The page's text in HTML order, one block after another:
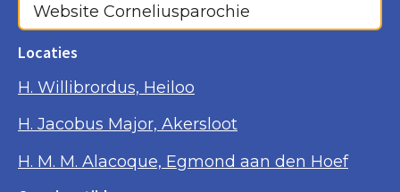
Website Corneliusparochie
Locaties
H. Willibrordus, Heiloo
H. Jacobus Major, Akersloot
H. M. M. Alacoque, Egmond aan den Hoef